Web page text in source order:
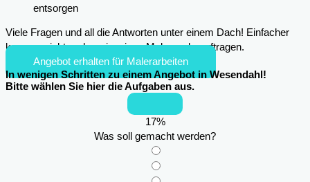
entsorgen
Viele Fragen und all die Antworten unter einem Dach! Einfacher
kann es nicht mehr sein, einen Maler zu beauftragen.
Angebot erhalten für Malerarbeiten
In wenigen Schritten zu einem Angebot in Wesendahl!
Bitte wählen Sie hier die Aufgaben aus.
17%
Was soll gemacht werden?